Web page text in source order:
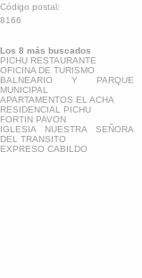
Código postal:
8166
Los 8 más buscados
PICHU RESTAURANTE
OFICINA DE TURISMO
BALNEARIO Y PARQUE
MUNICIPAL
APARTAMENTOS EL ACHA
RESIDENCIAL PICHU
FORTIN PAVON
IGLESIA NUESTRA SEÑORA
DEL TRANSITO
EXPRESO CABILDO